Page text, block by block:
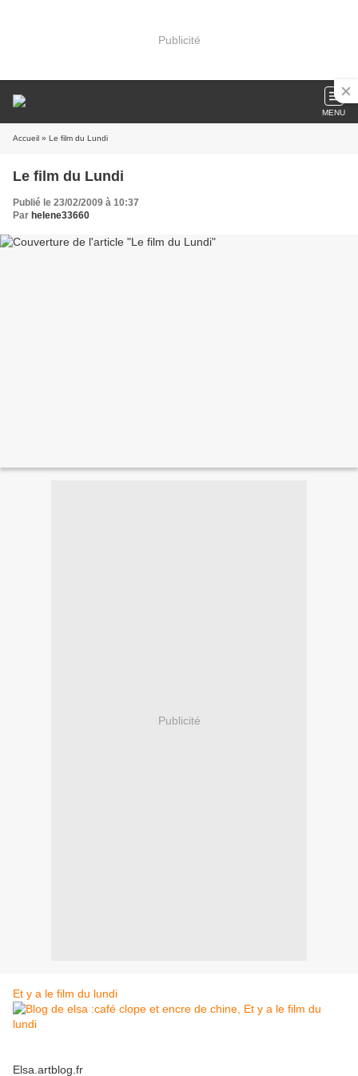
Publicité
MENU
Accueil » Le film du Lundi
Le film du Lundi
Publié le 23/02/2009 à 10:37
Par helene33660
Publicité
Et y a le film du lundi
Elsa.artblog.fr